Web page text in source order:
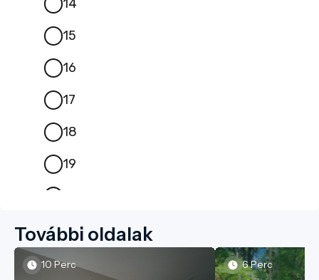
További oldalak
10 Perc 6 Perc